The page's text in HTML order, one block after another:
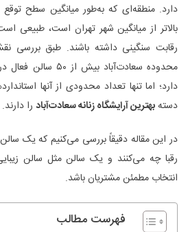
بالاتر از میانگین شهر تهران است، طبیعی
رقابت سنگینی داشته باشند. طبق بررسی‌
محدوده سعادت‌آباد
دارد؛ اما تنها تعداد محدودی از آنها
دستهبهترین آرایشگاه زنانه سعادت‌آباد را دارند.
در این مقاله دقیقاً بررسی می‌کنیم که یک
رقبا چه می‌کنند و یک سالن مثل سالن
انتخاب مطمئن مشتریان باشد.
فهرست مطالب